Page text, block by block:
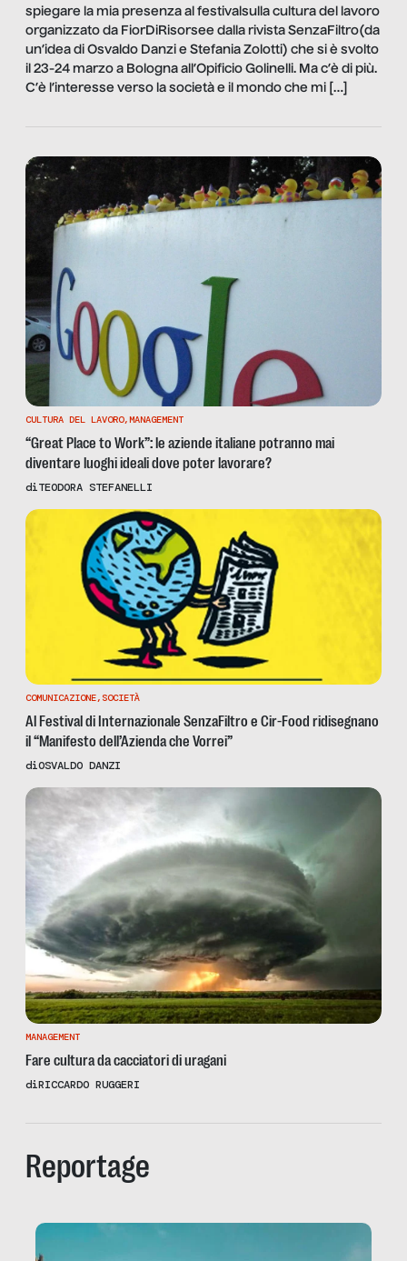
spiegare la mia presenza al festivalsulla cultura del lavoro
organizzato da FiorDiRisorsee dalla rivista SenzaFiltro(da
un’idea di Osvaldo Danzi e Stefania Zolotti) che si è svolto
il 23-24 marzo a Bologna all’Opificio Golinelli. Ma c’è di più.
C’è l’interesse verso la società e il mondo che mi […]
CULTURA DEL LAVORO,MANAGEMENT
“Great Place to Work”: le aziende italiane potranno mai
diventare luoghi ideali dove poter lavorare?
diTEODORA STEFANELLI
COMUNICAZIONE, SOCIETÀ
Al Festival di Internazionale SenzaFiltro e Cir-Food ridisegnano
il “Manifesto dell’Azienda che Vorrei”
diOSVALDO DANZI
MANAGEMENT
Fare cultura da cacciatori di uragani
diRICCARDO RUGGERI
Reportage